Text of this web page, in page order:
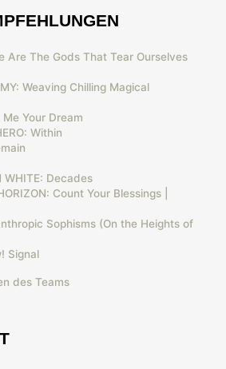
Are The Gods That Tear Ourselves
Weaving Chilling Magical
Me Your Dream
Within
WHITE: Decades
Count Your Blessings |
Sophisms (On the Heights of
Signal
des Teams